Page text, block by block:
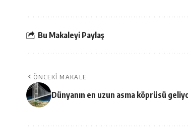
Bu Makaleyi Paylaş
ÖNCEKI MAKALE
Dünyanın en uzun asma köprüsü